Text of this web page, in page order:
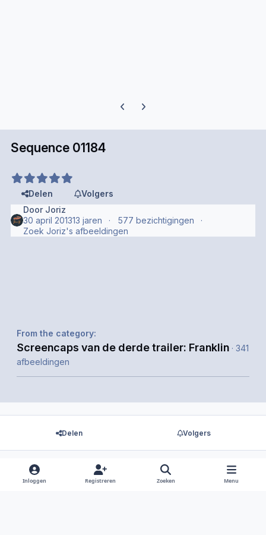
Previous carousel slide
Next carousel slide
Sequence 01184
Delen
Volgers
Door Joriz
30 april 201313 jaren
577 bezichtigingen
Zoek Joriz's afbeeldingen
From the category:
Screencaps van de derde trailer: Franklin · 341
afbeeldingen
Delen Volgers
Er zijn geen reacties om weer te geven.
Inloggen Registreren Zoeken Menu